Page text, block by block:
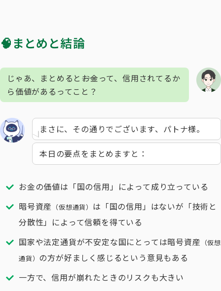
🧠まとめと結論
じゃあ、まとめると――お金って、信用されてるか
ら価値があるってこと？
まさに、その通りでございます、パトナ様。
本日の要点をまとめますと：
お金の価値は「国の信用」によって成り立っている
暗号資産 （仮想通貨） は「国の信用」はないが「技術と
分散性」によって信頼を得ている
国家や法定通貨が不安定な国にとっては暗号資産 （仮想
通貨） の方が好ましく感じるという意見もある
一方で、信用が崩れたときのリスクも大きい